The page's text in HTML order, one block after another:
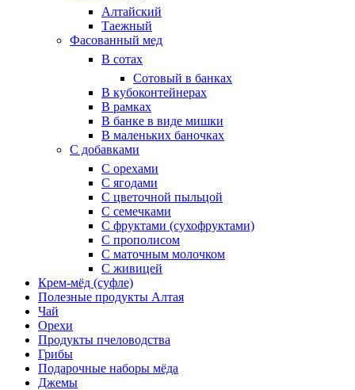
Алтайский
Таежный
Фасованный мед
В сотах
Сотовый в банках
В кубоконтейнерах
В рамках
В банке в виде мишки
В маленьких баночках
С добавками
С орехами
С ягодами
С цветочной пыльцой
С семечками
С фруктами (сухофруктами)
С прополисом
С маточным молочком
С живицей
Крем-мёд (суфле)
Полезные продукты Алтая
Чай
Орехи
Продукты пчеловодства
Грибы
Подарочные наборы мёда
Джемы